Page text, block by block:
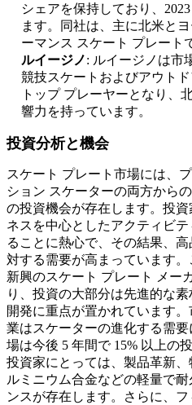
シェアを保持しており、
ます。同社は、主に北米と
ーマンス スケート プレート
ルイージノ: ルイージノは市
競技スケートおよびアウト
トップ プレーヤーとなり、
響力を持っています。
投資分析と機会
スケート プレート市場には、
ション スケーターの両方から
の投資機会が存在します。投
ネスを中心としたアクティビ
ることに熱心で、その結果、
対する需要が高まっています
新興のスケート プレート メー
り、投資の大部分は先進的な
開発に重点が置かれています
業はスケーターの進化する需
場は今後 5 年間で 15% 以上の
投資家にとっては、製品革新
ルミニウム合金などの軽量で
ンスが存在します。さらに、